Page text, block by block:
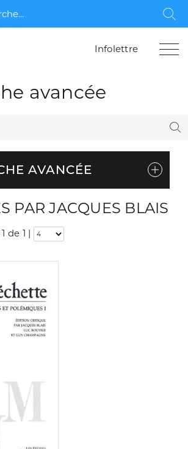
Infolettre
avancée
AVANCÉE
PAR JACQUES BLAIS
de 1 |